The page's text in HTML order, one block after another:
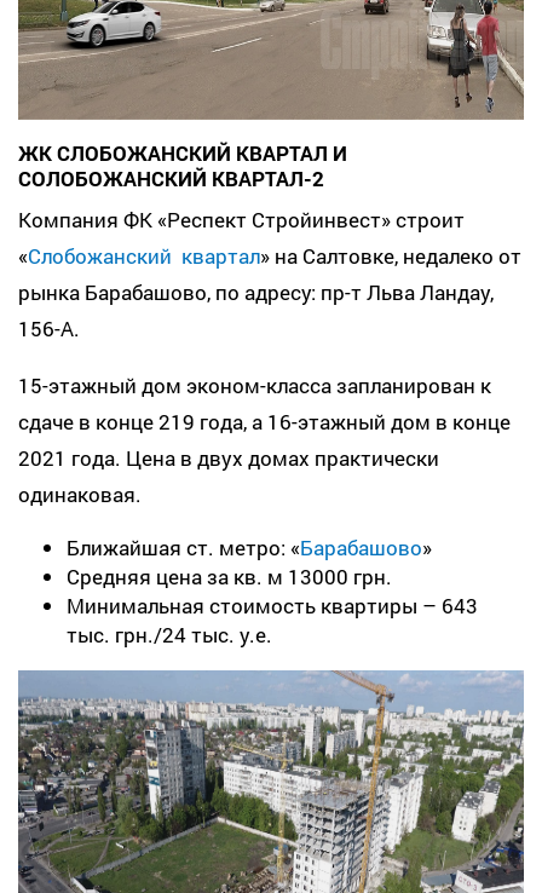
ЖК СЛОБОЖАНСКИЙ КВАРТАЛ И
СОЛОБОЖАНСКИЙ КВАРТАЛ-2
Компания ФК «Респект Стройинвест» строит
«Слобожанский квартал» на Салтовке, недалеко от
рынка Барабашово, по адресу: пр-т Льва Ландау,
156-А.
15-этажный дом эконом-класса запланирован к
сдаче в конце 219 года, а 16-этажный дом в конце
2021 года. Цена в двух домах практически
одинаковая.
Ближайшая ст. метро: «Барабашово»
Средняя цена за кв. м 13000 грн.
Минимальная стоимость квартиры – 643
тыс. грн./24 тыс. у.е.